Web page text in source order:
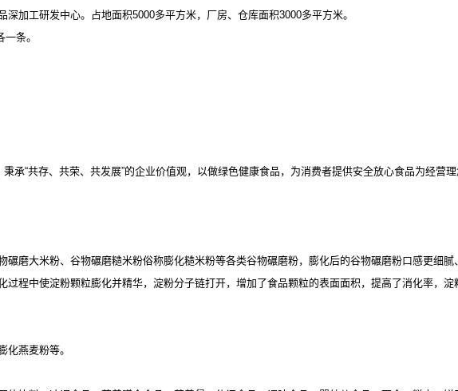
深加工研发中心。占地面积5000多平方米，厂房、仓库面积3000多平方米。
条。
承“共存、共荣、共发展”的企业价值观，以做绿色健康食品，为消费者提供安全放心食品为经营理
磨大米粉、谷物碾磨糙米粉俗称膨化糙米粉等各类谷物碾磨粉，膨化后的谷物碾磨粉口感更细腻
程中使淀粉颗粒膨化并精华，淀粉分子链打开，增加了食品颗粒的表面面积，提高了消化率，
化燕麦粉等。